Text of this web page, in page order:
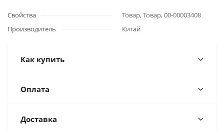
Свойства
Товар, Товар, 00-00003408
Производитель
Китай
Как купить
Оплата
Доставка